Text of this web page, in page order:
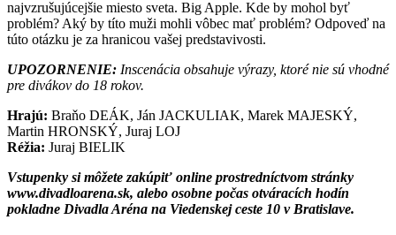
najvzrušujúcejšie miesto sveta. Big Apple. Kde by mohol byť
problém? Aký by títo muži mohli vôbec mať problém? Odpoveď na
túto otázku je za hranicou vašej predstavivosti.
UPOZORNENIE: Inscenácia obsahuje výrazy, ktoré nie sú vhodné
pre divákov do 18 rokov.
Hrajú: Braňo DEÁK, Ján JACKULIAK, Marek MAJESKÝ,
Martin HRONSKÝ, Juraj LOJ
Réžia: Juraj BIELIK
Vstupenky si môžete zakúpiť online prostredníctvom stránky
www.divadloarena.sk, alebo osobne počas otváracích hodín
pokladne Divadla Aréna na Viedenskej ceste 10 v Bratislave.